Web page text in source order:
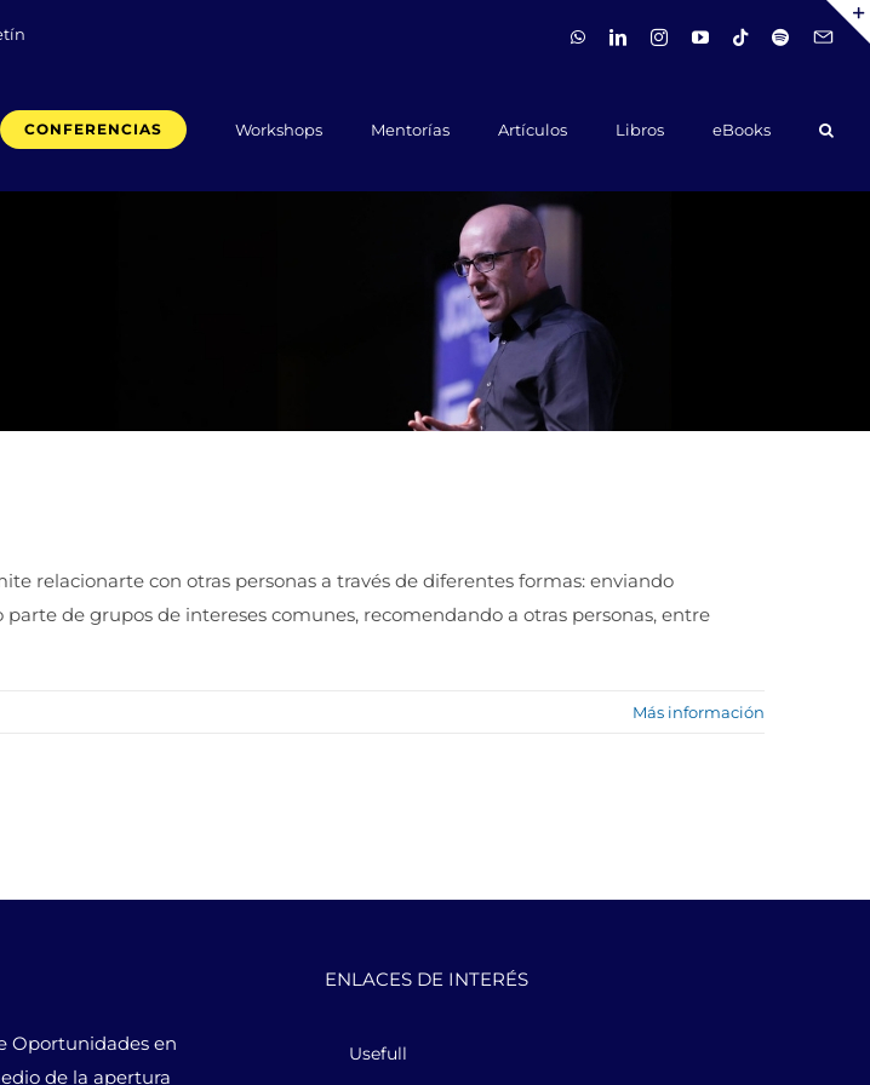
WhatsApp
LinkedInInstagramYouTubeTiktokSpotify
CONFERENCIAS Workshops Mentorías Artículos Libros eBooks
relacionarte con otras personas a través de diferentes formas: enviando
de grupos de intereses comunes, recomendando a otras personas, entre
Más información
Oportunidades en
de la apertura
ENLACES DE INTERÉS
Usefull